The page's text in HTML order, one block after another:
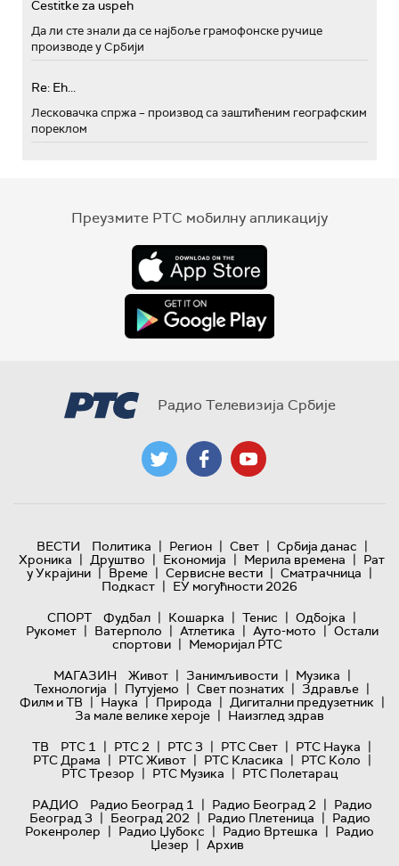
Cestitke za uspeh
Да ли сте знали да се најбоље грамофонске ручице
производе у Србији
Re: Eh...
Лесковачка спржа – производ са заштићеним географским
пореклом
Преузмите РТС мобилну апликацију
Радио Телевизија Србије
ВЕСТИ Политика | Регион | Свет | Србија данас |
Хроника | Друштво | Економија | Мерила времена | Рат
у Украјини | Време | Сервисне вести | Сматрачница |
Подкаст | ЕУ могућности 2026
СПОРТ
Фудбал | Кошарка | Тенис | Одбојка |
Рукомет | Ватерполо | Атлетика | Ауто-мото | Остали
спортови | Меморијал РТС
МАГАЗИН
Живот | Занимљивости | Музика |
Технологијa | Путујемо | Свет познатих | Здравље |
Филм и ТВ | Наука | Природа | Дигитални предузетник |
За мале велике хероје | Наизглед здрав
ТВ
РТС 1 | РТС 2 | РТС 3 | РТС Свет | РТС Наука |
РТС Драма | РТС Живот | РТС Класика | РТС Коло |
РТС Трезор | РТС Музика | РТС Полетарац
РАДИО
Радио Београд 1 | Радио Београд 2 | Радио
Београд 3 | Београд 202 | Радио Плетеница | Радио
Рокенролер | Радио Џубокс | Радио Вртешка | Радио
Џезер | Архив